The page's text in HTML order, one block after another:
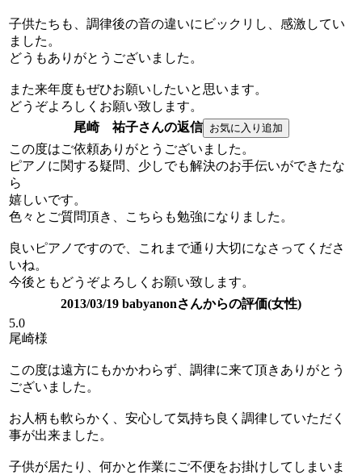
子供たちも、調律後の音の違いにビックリし、感激してい
ました。
どうもありがとうございました。
また来年度もぜひお願いしたいと思います。
どうぞよろしくお願い致します。
尾崎 祐子さんの返信
この度はご依頼ありがとうございました。
ピアノに関する疑問、少しでも解決のお手伝いができたな
ら
嬉しいです。
色々とご質問頂き、こちらも勉強になりました。
良いピアノですので、これまで通り大切になさってくださ
いね。
今後ともどうぞよろしくお願い致します。
2013/03/19 babyanonさんからの評価(女性)
5.0
尾崎様
この度は遠方にもかかわらず、調律に来て頂きありがとう
ございました。
お人柄も軟らかく、安心して気持ち良く調律していただく
事が出来ました。
子供が居たり、何かと作業にご不便をお掛けしてしまいま